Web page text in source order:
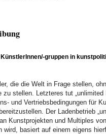
gruppen in
die die Welt in Frage stellen,
zu stellen. Letzteres tut „unlimited
und Vertriebsbedingungen für
Der Ladenbetrieb
Kunstprojekten und Multiples
wird, basiert auf einem eigens